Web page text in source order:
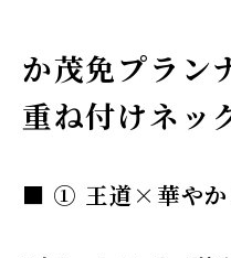
か茂免プラン
重ね付けネッ
■ ① 王道×華やか